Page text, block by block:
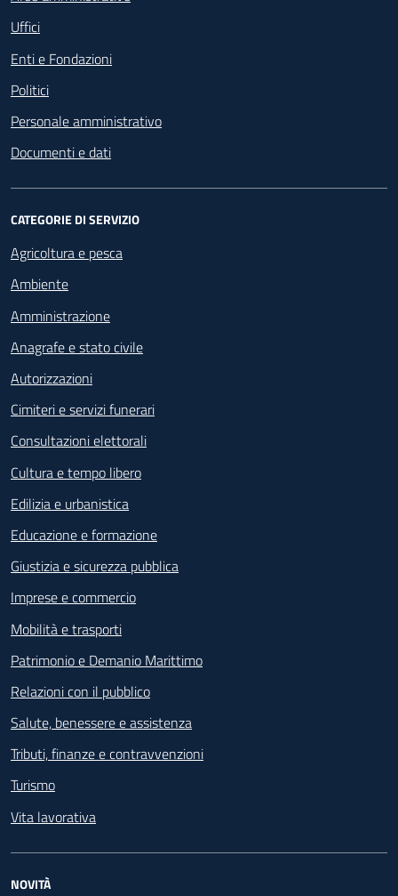
Uffici
Enti e Fondazioni
Politici
Personale amministrativo
Documenti e dati
CATEGORIE DI SERVIZIO
Agricoltura e pesca
Ambiente
Amministrazione
Anagrafe e stato civile
Autorizzazioni
Cimiteri e servizi funerari
Consultazioni elettorali
Cultura e tempo libero
Edilizia e urbanistica
Educazione e formazione
Giustizia e sicurezza pubblica
Imprese e commercio
Mobilità e trasporti
Patrimonio e Demanio Marittimo
Relazioni con il pubblico
Salute, benessere e assistenza
Tributi, finanze e contravvenzioni
Turismo
Vita lavorativa
NOVITÀ